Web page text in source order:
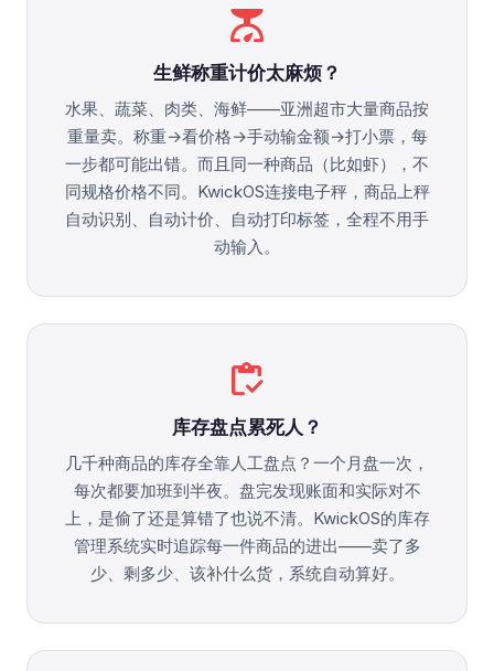
scale
生鲜称重计价太麻烦？
水果、蔬菜、肉类、海鲜——亚洲超市大量商品按
重量卖。称重→看价格→手动输金额→打小票，每
一步都可能出错。而且同一种商品（比如虾），不
同规格价格不同。KwickOS连接电子秤，商品上秤
自动识别、自动计价、自动打印标签，全程不用手
动输入。
inventory
库存盘点累死人？
几千种商品的库存全靠人工盘点？一个月盘一次，
每次都要加班到半夜。盘完发现账面和实际对不
上，是偷了还是算错了也说不清。KwickOS的库存
管理系统实时追踪每一件商品的进出——卖了多
少、剩多少、该补什么货，系统自动算好。